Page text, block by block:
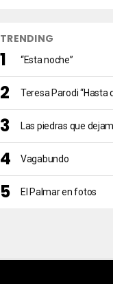
TRENDING
“Esta noche”
Teresa Parodi “Hasta
Las piedras que
Vagabundo
El Palmar en fotos